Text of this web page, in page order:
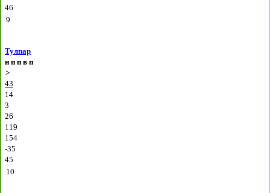
46
9
Тулпар
н п п в п
>
43
14
3
26
119
154
-35
45
10